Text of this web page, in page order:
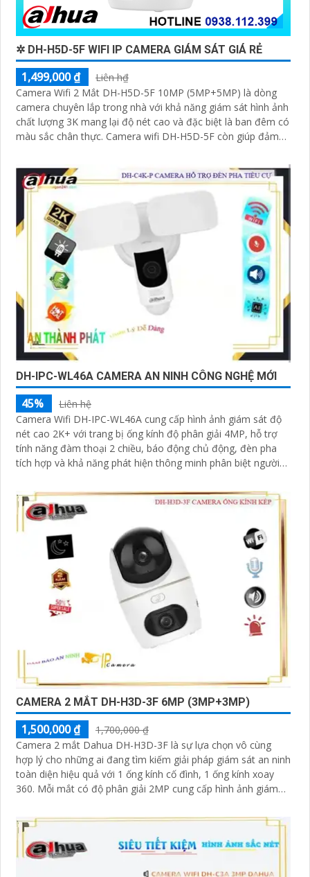
✲ DH-H5D-5F WIFI IP CAMERA GIÁM SÁT GIÁ RẺ
1,499,000 ₫
Liên h₫
Camera Wifi 2 Mắt DH-H5D-5F 10MP (5MP+5MP) là dòng
camera chuyên lắp trong nhà với khả năng giám sát hình ảnh
chất lượng 3K mang lại độ nét cao và đặc biệt là ban đêm có
màu sắc chân thực. Camera wifi DH-H5D-5F còn giúp đảm
cưng với độ chính xác cao
DH-IPC-WL46A CAMERA AN NINH CÔNG NGHỆ MỚI
45%
Liên hệ
Camera Wifi DH-IPC-WL46A cung cấp hình ảnh giám sát độ
nét cao 2K+ với trang bị ống kính độ phân giải 4MP, hỗ trợ
tính năng đàm thoại 2 chiều, báo động chủ động, đèn pha
tích hợp và khả năng phát hiện thông minh phân biệt người
sát an ninh ngoài trời thì camera Dahua DH-IPC-WL46A
chính là sự lựa chọn vô cùng phù hợpCamera an ninh không
dây DH-IPC-WL46A là lựa chọn lý tưởng để bảo vệ ngôi nhà
hoặc văn phòng của bạn
CAMERA 2 MẮT DH-H3D-3F 6MP (3MP+3MP)
1,500,000 ₫
1,700,000 ₫
Camera 2 mắt Dahua DH-H3D-3F là sự lựa chọn vô cùng
hợp lý cho những ai đang tìm kiếm giải pháp giám sát an ninh
toàn diện hiệu quả với 1 ống kính cố đình, 1 ống kính xoay
360. Mỗi mắt có độ phân giải 2MP cung cấp hình ảnh giám
thoại 2 chiều, khả năng phát hiện phân biệt người vật độ
chính xác cao